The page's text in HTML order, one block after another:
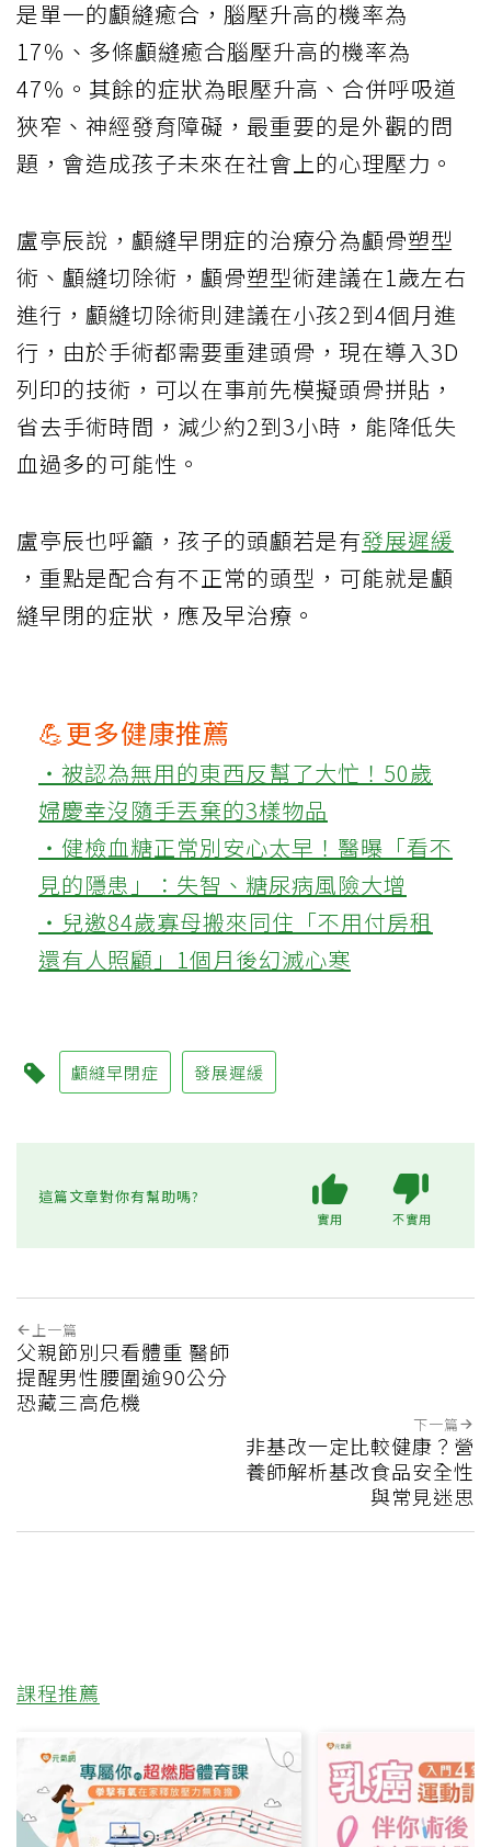
是單一的顱縫癒合，腦壓升高的機率為
17％、多條顱縫癒合腦壓升高的機率為
47％。其餘的症狀為眼壓升高、合併呼吸道
狹窄、神經發育障礙，最重要的是外觀的問
題，會造成孩子未來在社會上的心理壓力。
盧亭辰說，顱縫早閉症的治療分為顱骨塑型
術、顱縫切除術，顱骨塑型術建議在1歲左右
進行，顱縫切除術則建議在小孩2到4個月進
行，由於手術都需要重建頭骨，現在導入3D
列印的技術，可以在事前先模擬頭骨拼貼，
省去手術時間，減少約2到3小時，能降低失
血過多的可能性。
盧亭辰也呼籲，孩子的頭顱若是有發展遲緩
，重點是配合有不正常的頭型，可能就是顱
縫早閉的症狀，應及早治療。
💪更多健康推薦
‧被認為無用的東西反幫了大忙！50歲
婦慶幸沒隨手丟棄的3樣物品
‧健檢血糖正常別安心太早！醫曝「看不
見的隱患」：失智、糖尿病風險大增
‧兒邀84歲寡母搬來同住「不用付房租
還有人照顧」1個月後幻滅心寒
顱縫早閉症 發展遲緩
這篇文章對你有幫助嗎?
實用 不實用
上一篇
父親節別只看體重 醫師
提醒男性腰圍逾90公分
恐藏三高危機
下一篇
非基改一定比較健康？營
養師解析基改食品安全性
與常見迷思
課程推薦